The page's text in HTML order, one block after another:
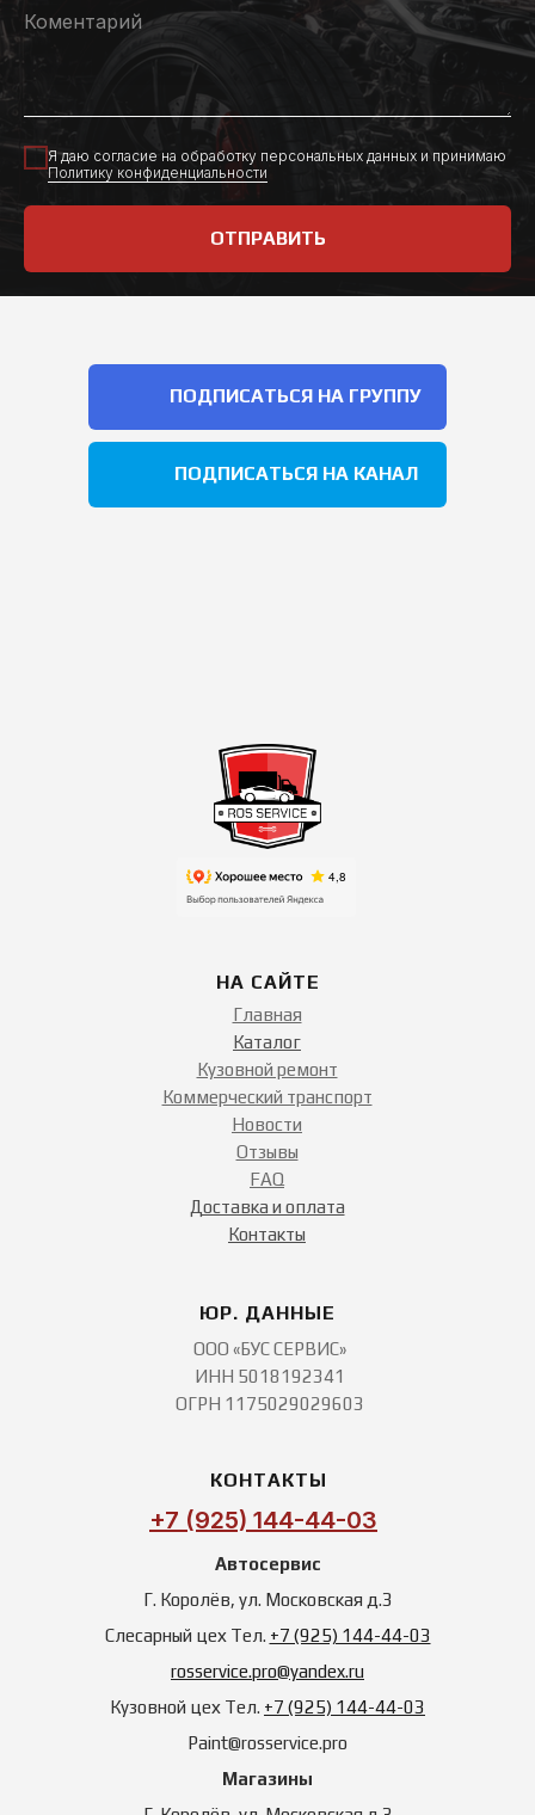
Я даю согласие на обработку персональных данных и принимаю
Политику конфиденциальности
ОТПРАВИТЬ
ПОДПИСАТЬСЯ НА ГРУППУ
ПОДПИСАТЬСЯ НА КАНАЛ
Главная
Каталог
Кузовной ремонт
Коммерческий транспорт
Новости
Отзывы
FAQ
Доставка и оплата
Контакты
Автосервис
Г. Королёв, ул. Московская д.3
Слесарный цех Тел. +7 (925) 144-44-03
rosservice.pro@yandex.ru
‪Кузовной цех Тел. +7 (925) 144-44-03
Paint@rosservice.pro
Магазины
ЮР. ДАННЫЕ
ООО «БУС СЕРВИС»
ИНН 5018192341
ОГРН 1175029029603
НА САЙТЕ
КОНТАКТЫ
+7 (925) 144-44-03